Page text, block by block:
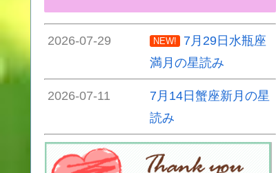
2026-07-29 NEW!
7月29日水瓶座
満月の星読み
2026-07-11
7月14日蟹座新月の星
読み